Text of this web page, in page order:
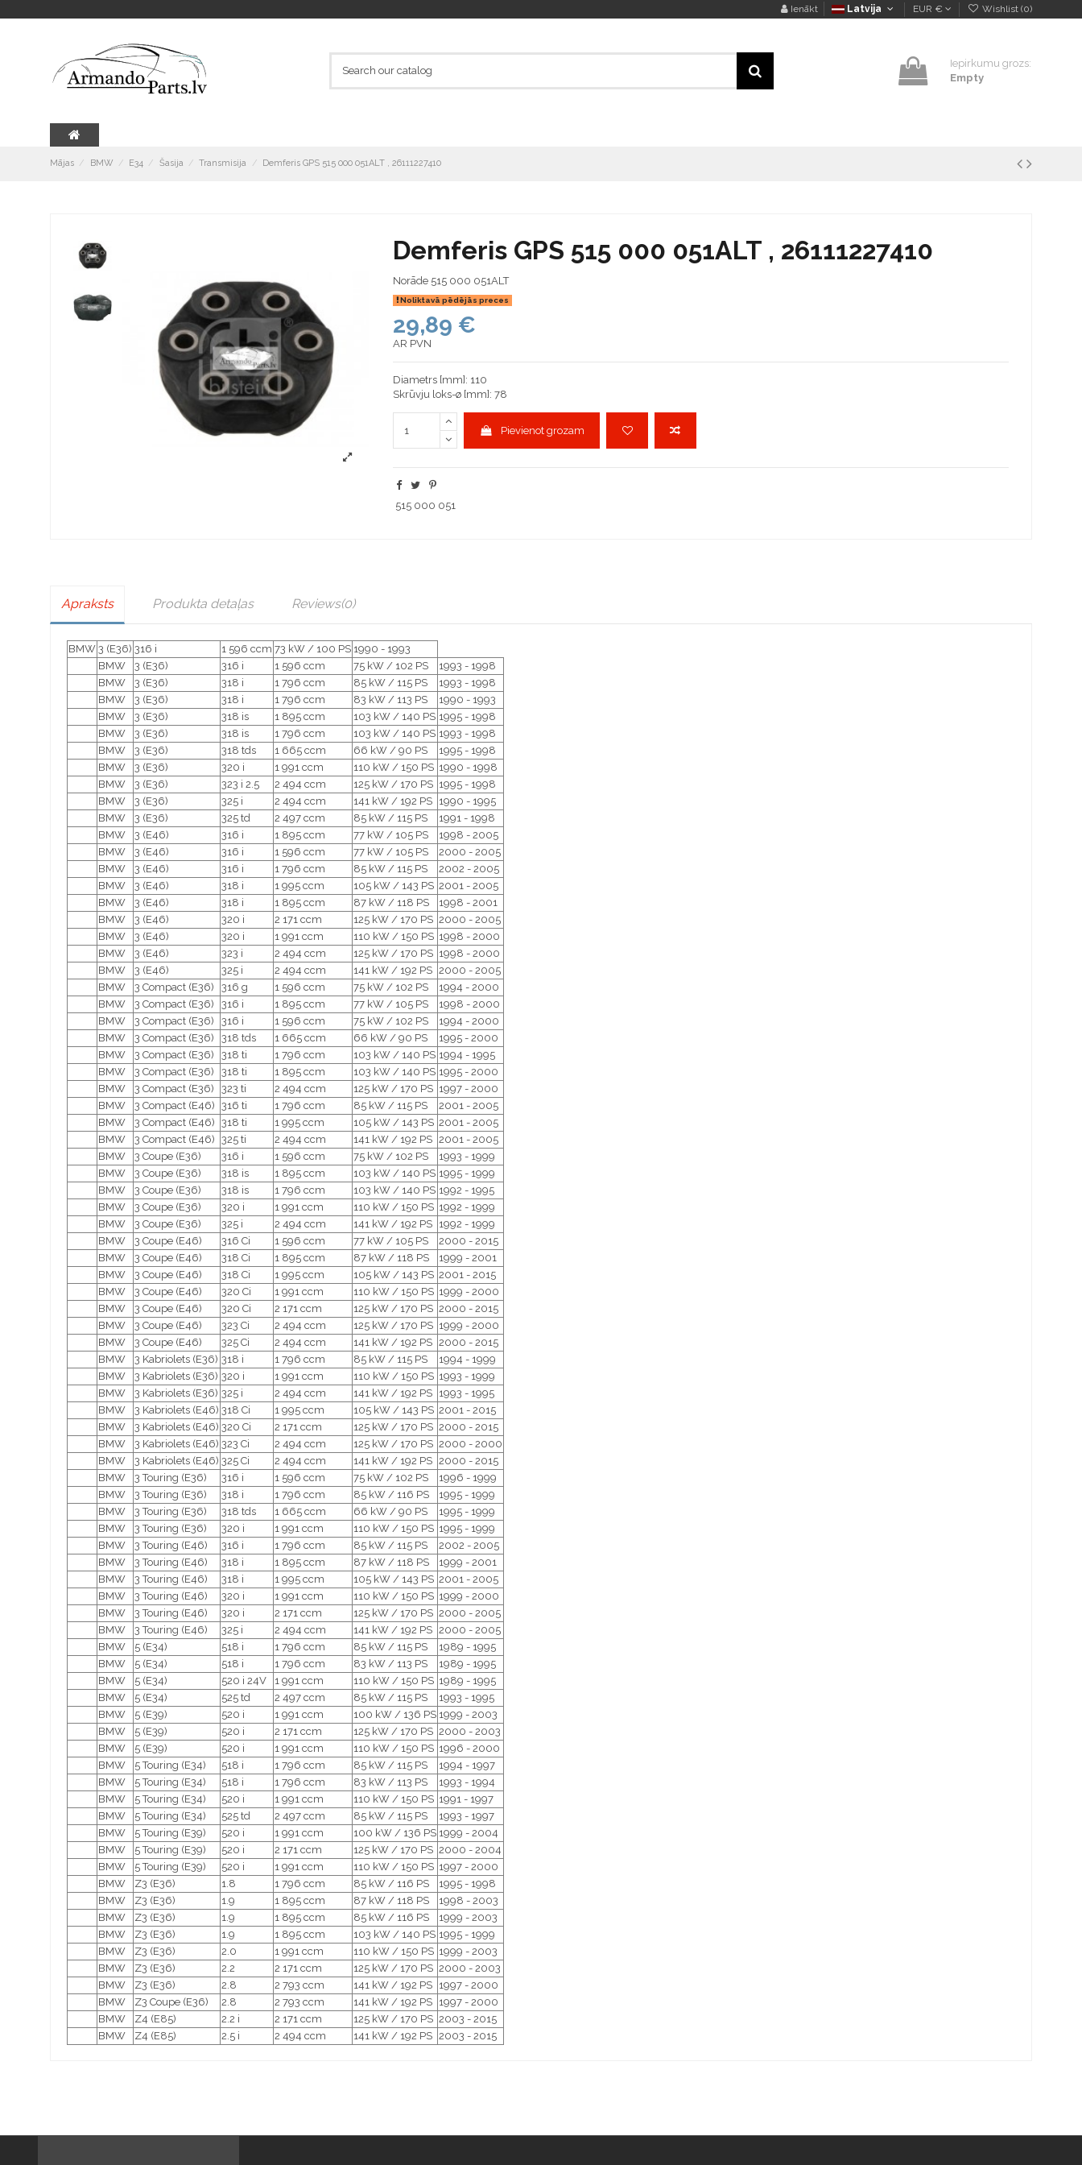
Ienākt Latvija EUR € Wishlist (0)
Iepirkumu grozs:
Empty
Mājas BMW E34 Šasija Transmisija Demferis GPS 515 000 051ALT , 26111227410
Demferis GPS 515 000 051ALT , 26111227410
Norāde 515 000 051ALT
Noliktavā pēdējās preces
29,89 €
AR PVN
Diametrs [mm]: 110
Skrūvju loks-ø [mm]: 78
Pievienot grozam
515 000 051
Apraksts Produkta detaļas Reviews(0)
BMW 3 (E36) 316 i 1 596 ccm 73 kW / 100 PS 1990 - 1993
BMW
3 (E36) 316 i 1 596 ccm 75 kW / 102 PS
1993 - 1998
BMW
3 (E36) 318 i 1 796 ccm 85 kW / 115 PS
1993 - 1998
BMW
3 (E36) 318 i 1 796 ccm 83 kW / 113 PS
1990 - 1993
BMW
3 (E36) 318 is 1 895 ccm 103 kW / 140 PS 1995 - 1998
BMW
3 (E36) 318 is 1 796 ccm 103 kW / 140 PS 1993 - 1998
BMW
3 (E36) 318 tds 1 665 ccm 66 kW / 90 PS
1995 - 1998
BMW
3 (E36) 320 i 1 991 ccm 110 kW / 150 PS 1990 - 1998
BMW
3 (E36) 323 i 2.5 2 494 ccm 125 kW / 170 PS 1995 - 1998
BMW
3 (E36) 325 i 2 494 ccm 141 kW / 192 PS
1990 - 1995
BMW
3 (E36) 325 td 2 497 ccm 85 kW / 115 PS
1991 - 1998
BMW
3 (E46) 316 i 1 895 ccm 77 kW / 105 PS
1998 - 2005
BMW
3 (E46) 316 i 1 596 ccm 77 kW / 105 PS
2000 - 2005
BMW
3 (E46) 316 i 1 796 ccm 85 kW / 115 PS
2002 - 2005
BMW
3 (E46) 318 i 1 995 ccm 105 kW / 143 PS 2001 - 2005
BMW
3 (E46) 318 i 1 895 ccm 87 kW / 118 PS
1998 - 2001
BMW
3 (E46) 320 i 2 171 ccm 125 kW / 170 PS 2000 - 2005
BMW
3 (E46) 320 i 1 991 ccm 110 kW / 150 PS 1998 - 2000
BMW
3 (E46) 323 i 2 494 ccm 125 kW / 170 PS 1998 - 2000
BMW
3 (E46) 325 i 2 494 ccm 141 kW / 192 PS 2000 - 2005
BMW
3 Compact (E36) 316 g 1 596 ccm 75 kW / 102 PS
1994 - 2000
BMW
3 Compact (E36) 316 i 1 895 ccm 77 kW / 105 PS
1998 - 2000
BMW
3 Compact (E36) 316 i 1 596 ccm 75 kW / 102 PS
1994 - 2000
BMW
3 Compact (E36) 318 tds 1 665 ccm 66 kW / 90 PS
1995 - 2000
BMW
3 Compact (E36) 318 ti 1 796 ccm 103 kW / 140 PS 1994 - 1995
BMW
3 Compact (E36) 318 ti 1 895 ccm 103 kW / 140 PS 1995 - 2000
BMW
3 Compact (E36) 323 ti 2 494 ccm 125 kW / 170 PS 1997 - 2000
BMW
3 Compact (E46) 316 ti 1 796 ccm 85 kW / 115 PS
2001 - 2005
BMW
3 Compact (E46) 318 ti 1 995 ccm 105 kW / 143 PS 2001 - 2005
BMW
3 Compact (E46) 325 ti 2 494 ccm 141 kW / 192 PS 2001 - 2005
BMW
3 Coupe (E36) 316 i 1 596 ccm 75 kW / 102 PS
1993 - 1999
BMW
3 Coupe (E36) 318 is 1 895 ccm 103 kW / 140 PS 1995 - 1999
BMW
3 Coupe (E36) 318 is 1 796 ccm 103 kW / 140 PS 1992 - 1995
BMW
3 Coupe (E36) 320 i 1 991 ccm 110 kW / 150 PS 1992 - 1999
BMW
3 Coupe (E36) 325 i 2 494 ccm 141 kW / 192 PS
1992 - 1999
BMW
3 Coupe (E46) 316 Ci 1 596 ccm 77 kW / 105 PS
2000 - 2015
BMW
3 Coupe (E46) 318 Ci 1 895 ccm 87 kW / 118 PS
1999 - 2001
BMW
3 Coupe (E46) 318 Ci 1 995 ccm 105 kW / 143 PS 2001 - 2015
BMW
3 Coupe (E46) 320 Ci 1 991 ccm 110 kW / 150 PS 1999 - 2000
BMW
3 Coupe (E46) 320 Ci 2 171 ccm 125 kW / 170 PS 2000 - 2015
BMW
3 Coupe (E46) 323 Ci 2 494 ccm 125 kW / 170 PS 1999 - 2000
BMW
3 Coupe (E46) 325 Ci 2 494 ccm 141 kW / 192 PS 2000 - 2015
BMW
3 Kabriolets (E36) 318 i 1 796 ccm 85 kW / 115 PS
1994 - 1999
BMW
3 Kabriolets (E36) 320 i 1 991 ccm 110 kW / 150 PS 1993 - 1999
BMW
3 Kabriolets (E36) 325 i 2 494 ccm 141 kW / 192 PS
1993 - 1995
BMW
3 Kabriolets (E46) 318 Ci 1 995 ccm 105 kW / 143 PS 2001 - 2015
BMW
3 Kabriolets (E46) 320 Ci 2 171 ccm 125 kW / 170 PS 2000 - 2015
BMW
3 Kabriolets (E46) 323 Ci 2 494 ccm 125 kW / 170 PS 2000 - 2000
BMW
3 Kabriolets (E46) 325 Ci 2 494 ccm 141 kW / 192 PS 2000 - 2015
BMW
3 Touring (E36) 316 i 1 596 ccm 75 kW / 102 PS
1996 - 1999
BMW
3 Touring (E36) 318 i 1 796 ccm 85 kW / 116 PS
1995 - 1999
BMW
3 Touring (E36) 318 tds 1 665 ccm 66 kW / 90 PS
1995 - 1999
BMW
3 Touring (E36) 320 i 1 991 ccm 110 kW / 150 PS 1995 - 1999
BMW
3 Touring (E46) 316 i 1 796 ccm 85 kW / 115 PS
2002 - 2005
BMW
3 Touring (E46) 318 i 1 895 ccm 87 kW / 118 PS
1999 - 2001
BMW
3 Touring (E46) 318 i 1 995 ccm 105 kW / 143 PS 2001 - 2005
BMW
3 Touring (E46) 320 i 1 991 ccm 110 kW / 150 PS 1999 - 2000
BMW
3 Touring (E46) 320 i 2 171 ccm 125 kW / 170 PS 2000 - 2005
BMW
3 Touring (E46) 325 i 2 494 ccm 141 kW / 192 PS 2000 - 2005
BMW
5 (E34) 518 i 1 796 ccm 85 kW / 115 PS
1989 - 1995
BMW
5 (E34) 518 i 1 796 ccm 83 kW / 113 PS
1989 - 1995
BMW
5 (E34) 520 i 24V 1 991 ccm 110 kW / 150 PS 1989 - 1995
BMW
5 (E34) 525 td 2 497 ccm 85 kW / 115 PS
1993 - 1995
BMW
5 (E39) 520 i 1 991 ccm 100 kW / 136 PS 1999 - 2003
BMW
5 (E39) 520 i 2 171 ccm 125 kW / 170 PS 2000 - 2003
BMW
5 (E39) 520 i 1 991 ccm 110 kW / 150 PS 1996 - 2000
BMW
5 Touring (E34) 518 i 1 796 ccm 85 kW / 115 PS
1994 - 1997
BMW
5 Touring (E34) 518 i 1 796 ccm 83 kW / 113 PS
1993 - 1994
BMW
5 Touring (E34) 520 i 1 991 ccm 110 kW / 150 PS 1991 - 1997
BMW
5 Touring (E34) 525 td 2 497 ccm 85 kW / 115 PS
1993 - 1997
BMW
5 Touring (E39) 520 i 1 991 ccm 100 kW / 136 PS 1999 - 2004
BMW
5 Touring (E39) 520 i 2 171 ccm 125 kW / 170 PS 2000 - 2004
BMW
5 Touring (E39) 520 i 1 991 ccm 110 kW / 150 PS 1997 - 2000
BMW
Z3 (E36) 1.8 1 796 ccm 85 kW / 116 PS
1995 - 1998
BMW
Z3 (E36) 1.9 1 895 ccm 87 kW / 118 PS
1998 - 2003
BMW
Z3 (E36) 1.9 1 895 ccm 85 kW / 116 PS
1999 - 2003
BMW
Z3 (E36) 1.9 1 895 ccm 103 kW / 140 PS 1995 - 1999
BMW
Z3 (E36) 2.0 1 991 ccm 110 kW / 150 PS 1999 - 2003
BMW
Z3 (E36) 2.2 2 171 ccm 125 kW / 170 PS 2000 - 2003
BMW
Z3 (E36) 2.8 2 793 ccm 141 kW / 192 PS
1997 - 2000
BMW
Z3 Coupe (E36) 2.8 2 793 ccm 141 kW / 192 PS
1997 - 2000
BMW
Z4 (E85) 2.2 i 2 171 ccm 125 kW / 170 PS 2003 - 2015
BMW
Z4 (E85) 2.5 i 2 494 ccm 141 kW / 192 PS 2003 - 2015